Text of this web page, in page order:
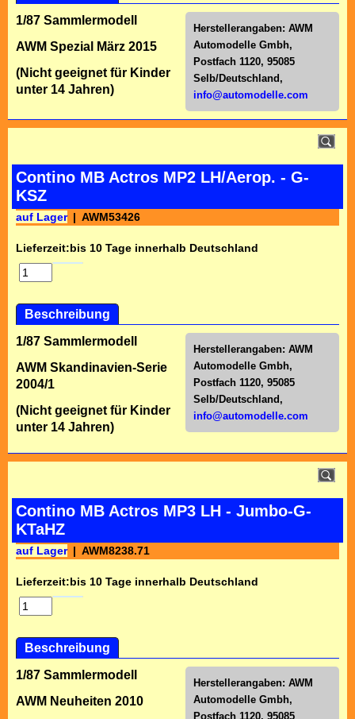
Herstellerangaben: AWM
Automodelle Gmbh,
Postfach 1120, 95085
Selb/Deutschl and,
info@automodelle.com
1/87 Sammlermodell
AWM Spezial März 2015
(Nicht geeignet für Kinder
unter 14 Jahren)
Contino MB Actros MP2 LH/Aerop. - G-
KSZ
auf Lager AWM53426
Lieferzeit:bis 10 Tage innerhalb Deutschland
Beschreibung
Herstellerangaben: AWM
Automodelle Gmbh,
Postfach 1120, 95085
Selb/Deutschl and,
info@automodelle.com
1/87 Sammlermodell
AWM Skandinavien-Serie
2004/1
(Nicht geeignet für Kinder
unter 14 Jahren)
Contino MB Actros MP3 LH - Jumbo-G-
KTaHZ
auf Lager AWM8238.71
Lieferzeit:bis 10 Tage innerhalb Deutschland
Beschreibung
Herstellerangaben: AWM
Automodelle Gmbh,
Postfach 1120, 95085
1/87 Sammlermodell
AWM Neuheiten 2010